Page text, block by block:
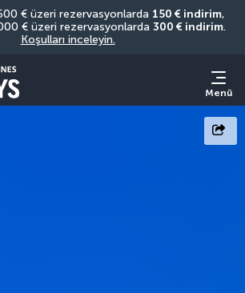
€ üzeri rezervasyonlarda 150 € indirim
€ üzeri rezervasyonlarda 300 € indirim
Koşulları inceleyin.
Menü